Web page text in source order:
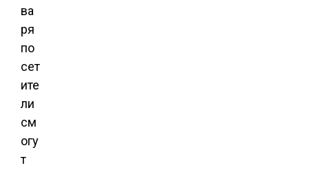
ва
ря
по
сет
ите
ли
см
огу
т